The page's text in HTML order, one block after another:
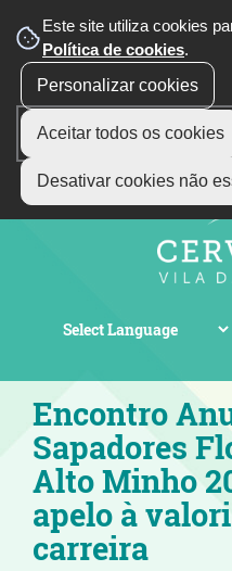
Este site utiliza cookies
Política de cookies.
Personalizar cookies
Aceitar todos os cookies
Desativar cookies não
Encontro
Sapadores
Alto Minho
apelo à
carreira